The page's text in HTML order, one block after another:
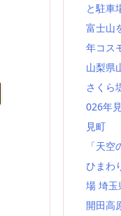
と駐車
富士山
年コス
山梨県
さくら
026年
見町
「天
ひまわ
場 埼玉
開田高